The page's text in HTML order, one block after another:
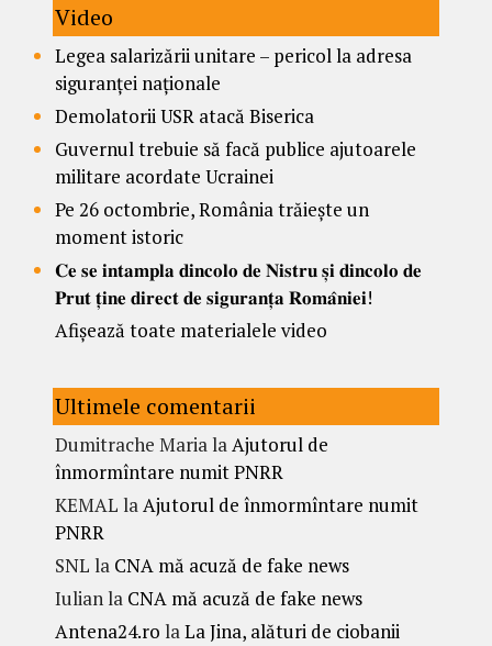
Video
Legea salarizării unitare – pericol la adresa
siguranței naționale
Demolatorii USR atacă Biserica
Guvernul trebuie să facă publice ajutoarele
militare acordate Ucrainei
Pe 26 octombrie, România trăiește un
moment istoric
𝐂𝐞 𝐬𝐞 𝐢𝐧𝐭𝐚𝐦𝐩𝐥𝐚 𝐝𝐢𝐧𝐜𝐨𝐥𝐨 𝐝𝐞 𝐍𝐢𝐬𝐭𝐫𝐮 𝐬̦𝐢 𝐝𝐢𝐧𝐜𝐨𝐥𝐨 𝐝𝐞
𝐏𝐫𝐮𝐭 𝐭̦𝐢𝐧𝐞 𝐝𝐢𝐫𝐞𝐜𝐭 𝐝𝐞 𝐬𝐢𝐠𝐮𝐫𝐚𝐧𝐭̦𝐚 𝐑𝐨𝐦𝐚̂𝐧𝐢𝐞𝐢!
Afișează toate materialele video
Ultimele comentarii
Dumitrache MarialaAjutorul de
înmormîntare numit PNRR
KEMAL laAjutorul de înmormîntare numit
PNRR
SNL la CNA mă acuză de fake news
Iulianla CNA mă acuză de fake news
Antena24.ro laLa Jina, alături de ciobanii